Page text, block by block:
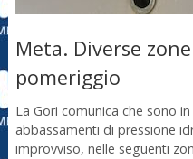
Meta. Diverse
pomeriggio
La Gori comunica che sono
abbassamenti di pressione
improvviso, nelle seguenti